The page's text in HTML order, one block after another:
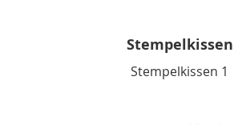
Stempelkissen
Stempelkissen 1